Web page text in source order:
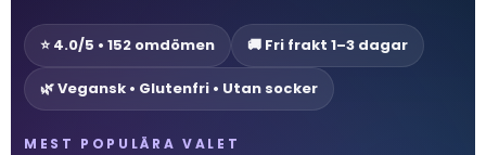
⭐ 4.0/5 • 152 omdömen 🚚 Fri frakt 1–3 dagar
🌿 Vegansk • Glutenfri • Utan socker
MEST POPULÄRA VALET